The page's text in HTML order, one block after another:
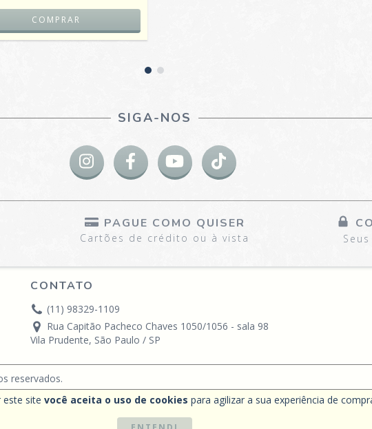
este site você aceita o uso de cookies para agilizar a sua experiência de
SIGA-NOS
PAGUE COMO QUISER
Cartões de crédito ou à vista
CONTATO
(11) 98329-1109
Rua Capitão Pacheco Chaves 1050/1056 - sala 98
Vila Prudente, São Paulo / SP
reservados.